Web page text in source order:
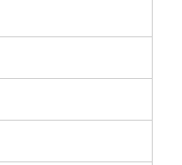
谷町九丁目
谷町九丁目
谷町九丁目